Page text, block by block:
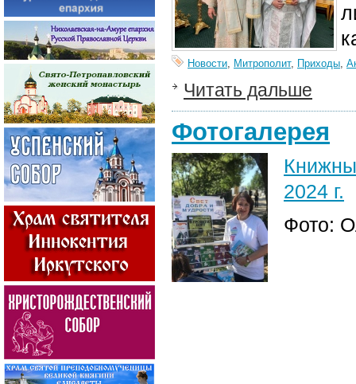
Новости, Митрополит, Приходы,
Читать дальше
Фотогалерея
2024 г.
Фото: